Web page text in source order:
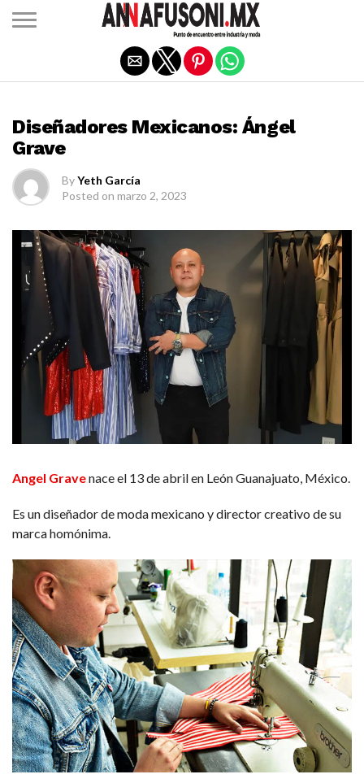
Diseñadores Mexicanos: Ángel
Grave
ByYeth García
Posted on marzo 2, 2023
Angel Gravenace el 13 de abril en León Guanajuato, México.
Es un diseñador de moda mexicano y director creativo de su
marca homónima.
Salir de la versión móvil